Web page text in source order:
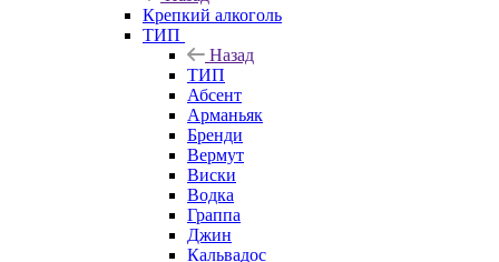
Крепкий алкоголь
ТИП
Назад
ТИП
Абсент
Арманьяк
Бренди
Вермут
Виски
Водка
Граппа
Джин
Кальвадос